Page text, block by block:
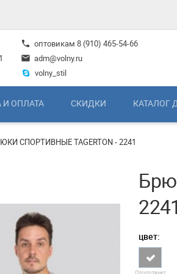
phone оптовикам 8 (910) 465-54-66
mail adm@volny.ru
volny_stil
И ОПЛАТА СКИДКИ КАТАЛОГ
СПОРТИВНЫЕ TAGERTON - 2241
2241
цвет: